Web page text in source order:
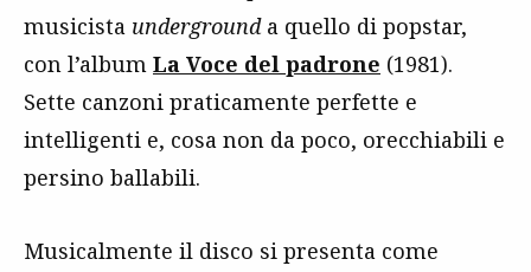
musicista undergrounda quello di popstar,
con l’album La Voce del padrone (1981).
Sette canzoni praticamente perfette e
intelligenti e, cosa non da poco, orecchiabili e
persino ballabili.
Musicalmente il disco si presenta come